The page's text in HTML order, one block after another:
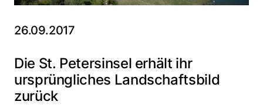
26.09.2017
Die St. Petersinsel erhält ihr
ursprüngliches Landschaftsbild
zurück